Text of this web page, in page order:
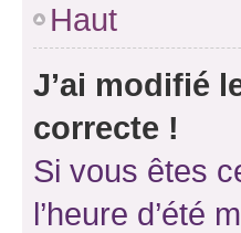
Haut
J’ai modifié
correcte !
Si vous êtes
l’heure d’été